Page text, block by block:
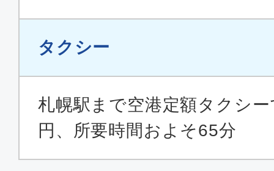
タクシー
札幌駅まで空港定額タクシ
円、所要時間およそ65分